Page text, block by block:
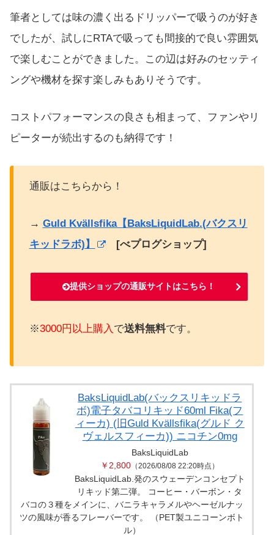
筆者としては味の濃く出るドリッパーで吸うのが好き
でしたが、試しにRTAで吸っても間接的で良い雰囲気
で楽しむことができました。この辺は好みのセッティ
ングや機材を探す楽しみもありそうです。
コストパフォーマンスの良さも相まって、ファンやリ
ピーターが続出するのも納得です！
通販はこちらから！
→ Guld Kvällsfika【BaksLiquidLab.(バクスリ
キッドラボ)】
[べプログショップ]
提供ショップの通販サイトはこちら！
※3000円以上購入 で送料無料です。
BaksLiquidLab(バックスリキッドラ
ボ)電子タバコリキッド60ml Fika(フ
ィーカ) (旧Guld Kvällsfika(グルド ク
ヴェルスフィーカ)) ニコチン0mg
BaksLiquidLab
￥2,800 （2026/08/08 22:20時点）
BaksLiquidLab.発のスウェーデンコンセプト
リキッド第二弾。 コーヒー・バーボン・タ
バコの３種をメインに、バニラキャラメルやヘーゼルナッ
ツの風味が香るフレーバーです。 （PET製ユニコーンボト
ル）